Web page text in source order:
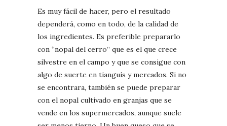
Es muy fácil de hacer, pero el resultado
dependerá, como en todo, de la calidad de
los ingredientes. Es preferible prepararlo
con “nopal del cerro” que es el que crece
silvestre en el campo y que se consigue con
algo de suerte en tianguis y mercados. Si no
se encontrara, también se puede preparar
con el nopal cultivado en granjas que se
vende en los supermercados, aunque suele